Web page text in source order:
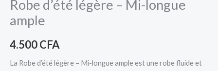
Robe d’été légère – Mi-longue
ample
4.500CFA
La Robe d’été légère – Mi-longue ample est une robe fluide et